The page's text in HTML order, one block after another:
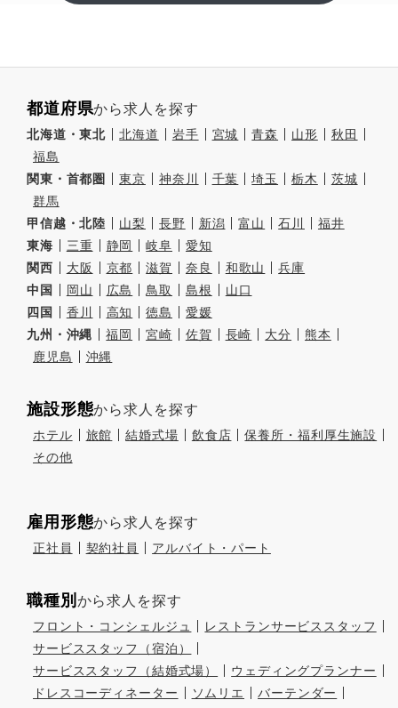
都道府県から求人を探す
北海道・東北 北海道 岩手 宮城 青森 山形
秋田
福島
関東・首都圏
東京 神奈川 千葉 埼玉 栃木
茨城
群馬
甲信越・北陸
山梨 長野 新潟 富山 石川
福井
東海
三重 静岡 岐阜
愛知
関西
大阪 京都 滋賀 奈良 和歌山
兵庫
中国
岡山 広島 鳥取 島根
山口
四国
香川 高知 徳島
愛媛
九州・沖縄
福岡 宮崎 佐賀 長崎 大分
熊本
鹿児島
沖縄
施設形態から求人を探す
ホテル 旅館 結婚式場 飲食店
保養所・福利厚生施設
その他
雇用形態から求人を探す
正社員 契約社員 アルバイト・パート
職種別 から求人を探す
フロント・コンシェルジュ
レストランサービススタッフ
サービススタッフ（宿泊）
サービススタッフ（結婚式場）
ウェディングプランナー
ドレスコーディネーター
ソムリエ
バーテンダー